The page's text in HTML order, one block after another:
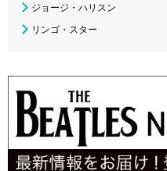
ジョージ・ハリスン
リンゴ・スター